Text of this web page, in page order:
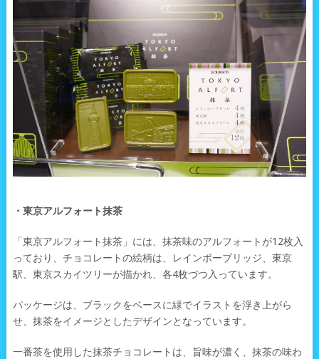
・東京アルフォート抹茶
「東京アルフォート抹茶」には、抹茶味のアルフォートが12枚入
っており、チョコレートの絵柄は、レインボーブリッジ、東京
駅、東京スカイツリーが描かれ、各4枚づつ入っています。
パッケージは、ブラックをベースに緑でイラストを浮き上がら
せ、抹茶をイメージとしたデザインとなっています。
一番茶を使用した抹茶チョコレートは、旨味が濃く、抹茶の味わ